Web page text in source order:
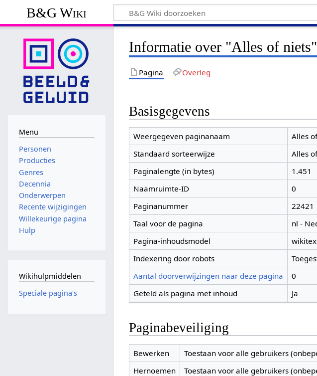
B&G Wiki
Informatie over "Alles of niets"
Pagina Overleg
Basisgegevens
Weergegeven paginanaam
Alles
Standaard sorteerwijze
Alles
Paginalengte (in bytes)
1.451
Naamruimte-ID
0
Paginanummer
22421
Taal voor de pagina
nl -
Pagina-inhoudsmodel
Indexering door robots
Aantal doorverwijzingen naar deze pagina
0
Geteld als pagina met inhoud
Ja
Paginabeveiliging
Bewerken
Toestaan voor alle gebruikers
Hernoemen
Toestaan voor alle gebruikers
Menu
Personen
Producties
Genres
Decennia
Onderwerpen
Recente wijzigingen
Willekeurige pagina
Hulp
Wikihulpmiddelen
Speciale pagina's